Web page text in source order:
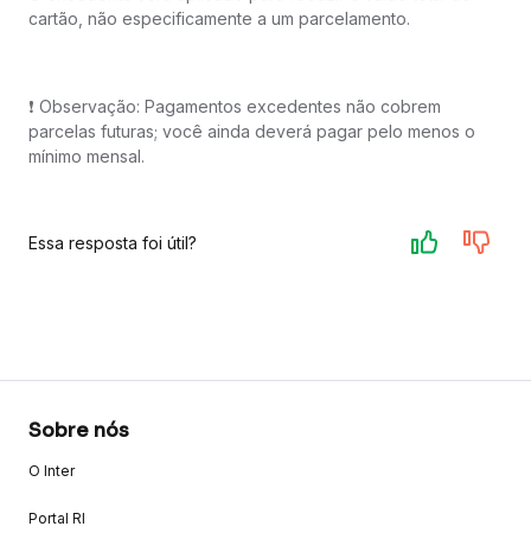
cartão, não especificamente a um parcelamento.​​
❗ Observação: Pagamentos excedentes não cobrem
parcelas futuras; você ainda deverá pagar pelo menos o
mínimo mensal.​​
Essa resposta foi útil?
Sobre nós
O Inter
Portal RI